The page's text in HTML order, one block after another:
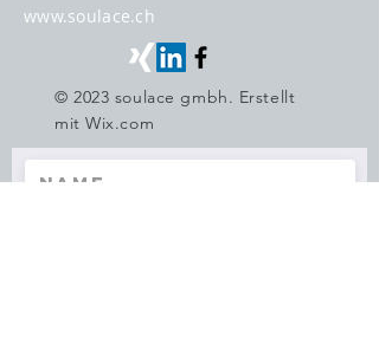
www.soulace.ch
© 2023 soulace gmbh. Erstellt
mitWix.com